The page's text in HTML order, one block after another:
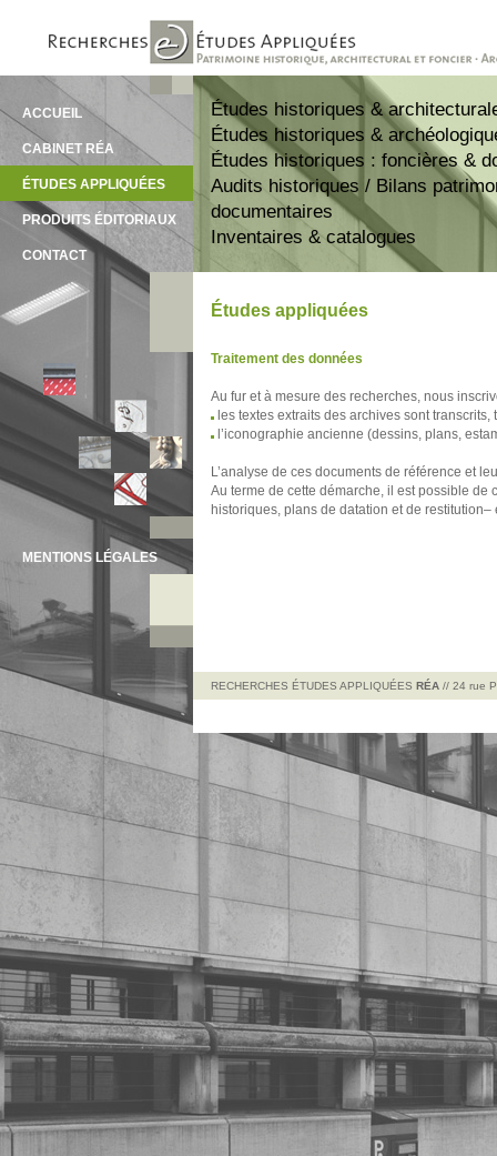
Études historiques &
Études historiques &
Études historiques : foncières &
Audits historiques / Bilans
documentaires
Inventaires & catalogues
ACCUEIL
CABINET RÉA
ÉTUDES APPLIQUÉES
PRODUITS ÉDITORIAUX
CONTACT
MENTIONS LÉGALES
Études appliquées
Traitement des données
Au fur et à mesure des recherches, nous
les textes extraits des archives sont
l’iconographie ancienne (dessins, plans,
L’analyse de ces documents de référence et
Au terme de cette démarche, il est possible de
historiques, plans de datation et de
RECHERCHES ÉTUDES APPLIQUÉES RÉA // 24 rue